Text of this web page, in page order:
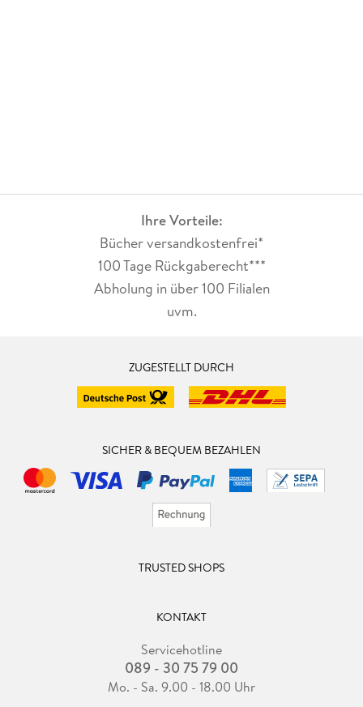
Ihre Vorteile:
Bücher versandkostenfrei*
100 Tage Rückgaberecht***
Abholung in über 100 Filialen
uvm.
ZUGESTELLT DURCH
SICHER & BEQUEM BEZAHLEN
TRUSTED SHOPS
KONTAKT
Servicehotline
089 - 30 75 79 00
Mo. - Sa. 9.00 - 18.00 Uhr